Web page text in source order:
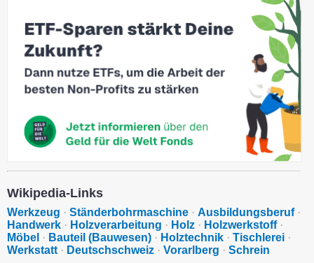
Wikipedia-Links
Werkzeug · Ständerbohrmaschine · Ausbildungsberuf·
Handwerk · Holzverarbeitung · Holz · Holzwerkstoff·
Möbel · Bauteil (Bauwesen) · Holztechnik · Tischlerei ·
Werkstatt · Deutschschweiz · Vorarlberg · Schrein